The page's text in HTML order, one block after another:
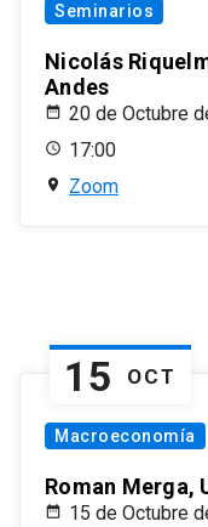
Seminarios
Nicolás
Andes
20 de Octubre
17:00
Zoom
15 OCT
Macroeconomía
Roman Merga,
15 de Octubre